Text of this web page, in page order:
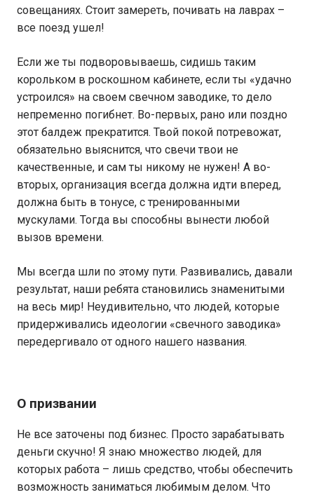
совещаниях. Стоит замереть, почивать на лаврах –
все поезд ушел!
Если же ты подворовываешь, сидишь таким
корольком в роскошном кабинете, если ты «удачно
устроился» на своем свечном заводике, то дело
непременно погибнет. Во-первых, рано или поздно
этот балдеж прекратится. Твой покой потревожат,
обязательно выяснится, что свечи твои не
качественные, и сам ты никому не нужен! А во-
вторых, организация всегда должна идти вперед,
должна быть в тонусе, с тренированными
мускулами. Тогда вы способны вынести любой
вызов времени.
Мы всегда шли по этому пути. Развивались, давали
результат, наши ребята становились знаменитыми
на весь мир! Неудивительно, что людей, которые
придерживались идеологии «свечного заводика»
передергивало от одного нашего названия.
О призвании
Не все заточены под бизнес. Просто зарабатывать
деньги скучно! Я знаю множество людей, для
которых работа – лишь средство, чтобы обеспечить
возможность заниматься любимым делом. Что